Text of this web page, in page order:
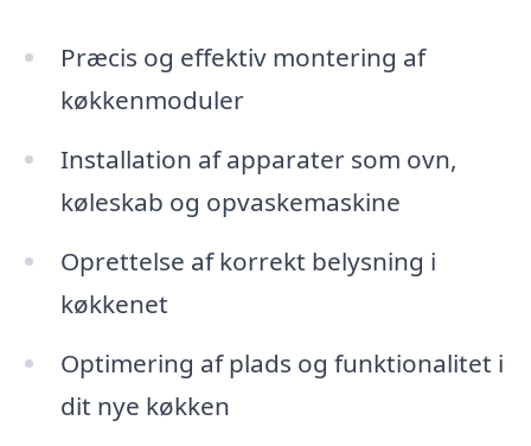
Præcis og effektiv montering af
køkkenmoduler
Installation af apparater som ovn,
køleskab og opvaskemaskine
Oprettelse af korrekt belysning i
køkkenet
Optimering af plads og funktionalitet i
dit nye køkken